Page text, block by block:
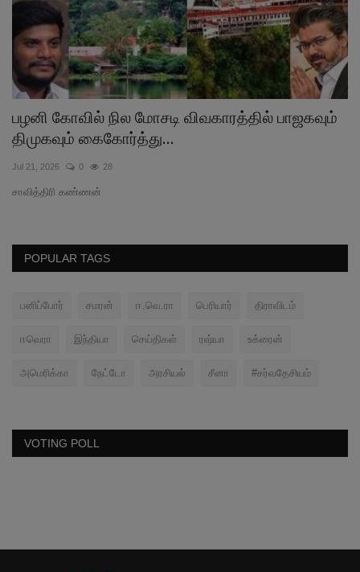
பழனி கோவில் நில மோசடி விவகாரத்தில் பாஜகவும்
திமுகவும் கைகோர்த்து...
Jul 21, 2026 0 28
சாவித்திரி கண்ணன்
POPULAR TAGS
பனிப்போர் சமரன் ஈ.வெ.ரா பெரியார் திராவிடம்
ஈவெரா இந்தியா செய்திகள் ரஷ்யா உக்ரைன்
அமெரிக்கா நேட்டோ அரசியல் சீனா #சர்வதேசியம்
VOTING POLL